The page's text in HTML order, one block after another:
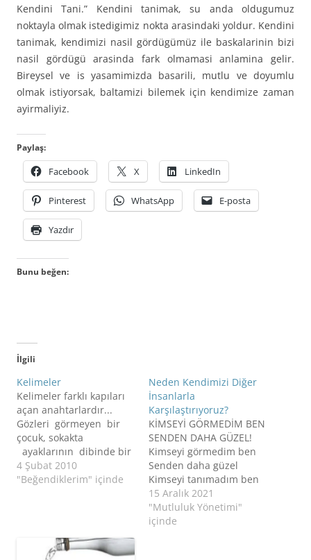
Kendini Tani.” Kendini tanimak, su anda oldugumuz
noktayla olmak istedigimiz nokta arasindaki yoldur. Kendini
tanimak, kendimizi nasil gördügümüz ile baskalarinin bizi
nasil gördügü arasinda fark olmamasi anlamina gelir.
Bireysel ve is yasamimizda basarili, mutlu ve doyumlu
olmak istiyorsak, baltamizi bilemek için kendimize zaman
ayirmaliyiz.
Paylaş:
Facebook X LinkedIn
Pinterest WhatsApp E-posta
Yazdır
Bunu beğen:
İlgili
Kelimeler
Kelimeler farklı kapıları
açan anahtarlardır...
Gözleri görmeyen bir
çocuk, sokakta
ayaklarının dibinde bir
şapka ile oturuyormuş.
Önünde büyükçe bir
Lütfen yardım edin!”
Şapkanın içinde sadece
4 Şubat 2010
"Beğendiklerim" içinde
Neden Kendimizi Diğer
İnsanlarla
Karşılaştırıyoruz?
KİMSEYİ GÖRMEDİM BEN
SENDEN DAHA GÜZEL!
Kimseyi görmedim ben
Senden daha güzel
Kimseyi tanımadım ben
Senden daha özel…
Çoğumuzun ezbere
bildiği bu şarkıda
15 Aralık 2021
"Mutluluk Yönetimi"
içinde